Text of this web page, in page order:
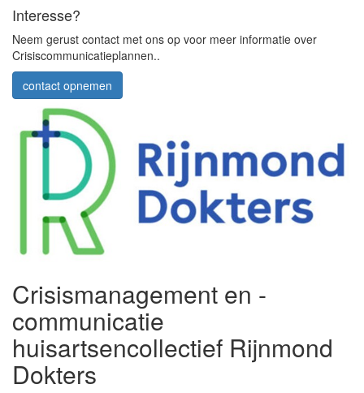
Interesse?
Neem gerust contact met ons op voor meer informatie over
Crisiscommunicatieplannen..
contact opnemen
Crisismanagement en -
communicatie
huisartsencollectief Rijnmond
Dokters